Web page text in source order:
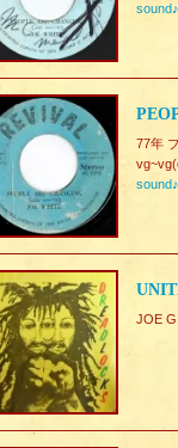
sound♪
77年
sound♪
JOE